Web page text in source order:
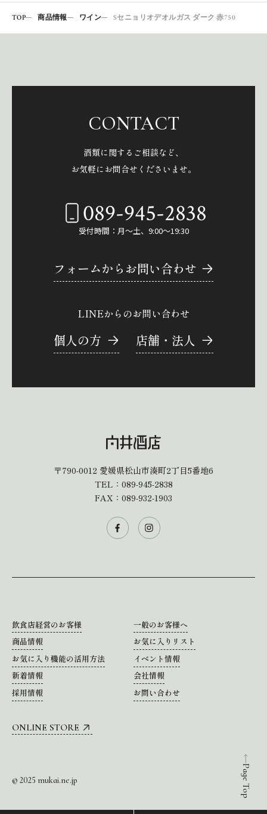
TOP 商品情報 ワイン Sセニョリオデオルガス ダーク 赤750
Page Top
CONTACT
酒類に関するご相談など、
お気軽にお問合せくださいませ。
089-945-2838
受付時間：月～土、9:00～19:30
フォームからお問い合わせ
LINEからのお問い合わせ
個人の方 店舗・法人
〒790-0012 愛媛県松山市湊町2丁目5番地6
TEL： 089-945-2838
FAX：089-932-1903
飲食店経営のお客様
一般のお客様へ
商品情報
お気に入りリスト
お気に入り機能の活用方法
イベント情報
新着情報
会社情報
採用情報
お問い合わせ
ONLINE STORE
© 2025 mukai.ne.jp